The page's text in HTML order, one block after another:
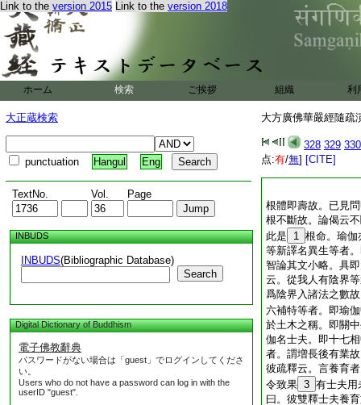
Link to the version 2015 Link to the version 2018
ホーム 検索 ご挨拶 組織 利
大正蔵検索
punctuation Hangul Eng
TextNo. Vol. Page
INBUDS
INBUDS(Bibliographic Database)
Search
Digital Dictionary of Buddhism
電子佛教辭典
パスワードがない場合は「guest」でログインしてくださ
い。
Users who do not have a password can log in with the
userID "guest".
大方廣佛華嚴經隨疏
328 329 330
点:有/無] [CITE]
根體即壽故。已見
根不斷故。論偈云
此是
1 根命。瑜伽
等新譯名異生等者
智論其文小略。具
云。從我人有陰界
爲陰界入諸法之數
六補特等者。即瑜
於土木之稱。即關
伽名士夫。即十七
者。謂増長後有業
彼疏釋云。言養育
令致果 3 有士夫用
曰。彼雙釋士夫養